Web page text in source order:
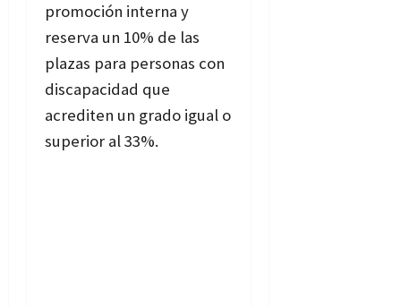
promoción interna y
reserva un 10% de las
plazas para personas con
discapacidad que
acrediten un grado igual o
superior al 33%.